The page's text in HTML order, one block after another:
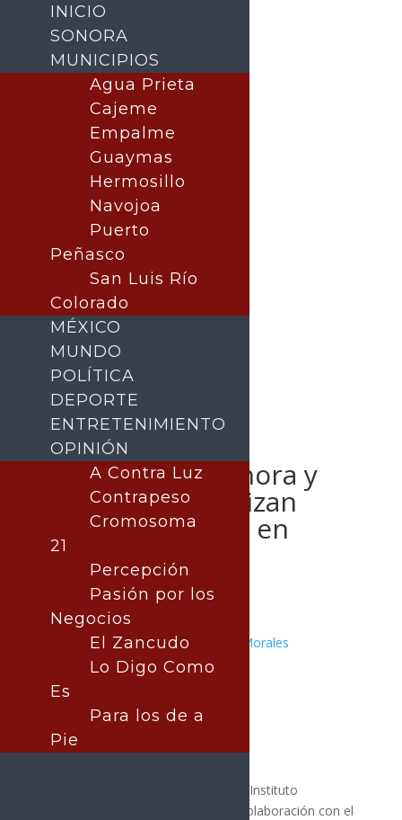
Gobierno de Sonora y
Club Pumas realizan
exitosas visorías en
Hermosillo
Publicado por:Juan Antonio Pérez Morales
DEPORTES
27 mayo, 2026
El Gobierno de Sonora, a través del Instituto
Sonorense de la Juventud (ISJ), en colaboración con el
INICIO
SONORA
MUNICIPIOS
Agua Prieta
Cajeme
Empalme
Guaymas
Hermosillo
Navojoa
Puerto
Peñasco
San Luis Río
Colorado
MÉXICO
MUNDO
POLÍTICA
DEPORTE
ENTRETENIMIENTO
OPINIÓN
A Contra Luz
Contrapeso
Cromosoma
21
Percepción
Pasión por los
Negocios
El Zancudo
Lo Digo Como
Es
Para los de a
Pie